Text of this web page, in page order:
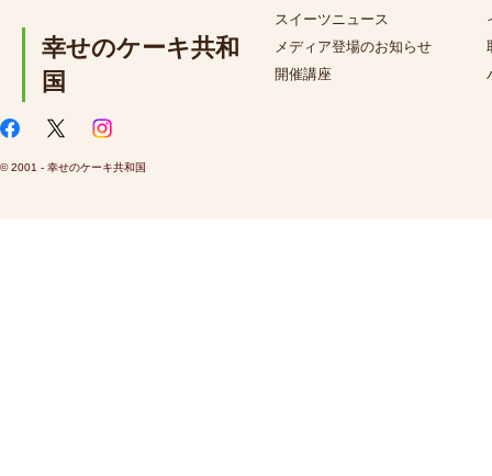
幸せのケーキ共和
国
スイーツニュース
メディア登場のお知らせ
開催講座
© 2001 - 幸せのケーキ共和国